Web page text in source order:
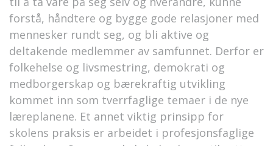
forstå, håndtere og bygge gode relasjoner med
mennesker rundt seg, og bli aktive og
deltakende medlemmer av samfunnet. Derfor er
folkehelse og livsmestring, demokrati og
medborgerskap og bærekraftig utvikling
kommet inn som tverrfaglige temaer i de nye
læreplanene. Et annet viktig prinsipp for
skolens praksis er arbeidet i profesjonsfaglige